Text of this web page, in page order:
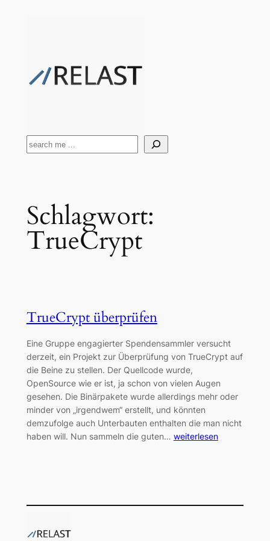
Suchen
Schlagwort:
TrueCrypt
TrueCrypt überprüfen
Eine Gruppe engagierter Spendensammler versucht
derzeit, ein Projekt zur Überprüfung von TrueCrypt auf
die Beine zu stellen. Der Quellcode wurde,
OpenSource wie er ist, ja schon von vielen Augen
gesehen. Die Binärpakete wurde allerdings mehr oder
minder von „irgendwem“ erstellt, und könnten
demzufolge auch Unterbauten enthalten die man nicht
haben will. Nun sammeln die guten… weiterlesen